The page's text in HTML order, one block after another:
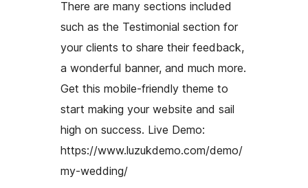
There are many sections included
such as the Testimonial section for
your clients to share their feedback,
a wonderful banner, and much more.
Get this mobile-friendly theme to
start making your website and sail
high on success. Live Demo:
https://www.luzukdemo.com/demo/
my-wedding/